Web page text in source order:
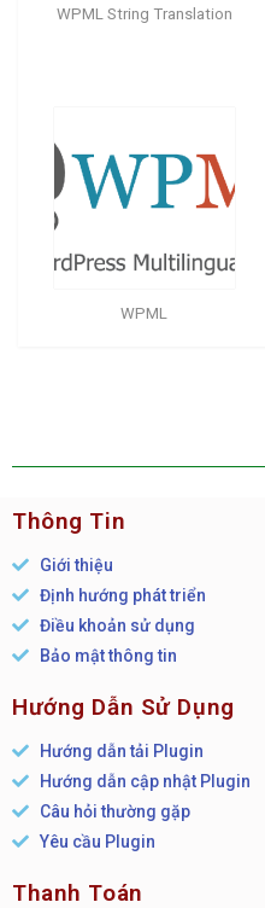
WPML String Translation
WPML
Thông Tin
Giới thiệu
Định hướng phát triển
Điều khoản sử dụng
Bảo mật thông tin
Hướng Dẫn Sử Dụng
Hướng dẫn tải Plugin
Hướng dẫn cập nhật Plugin
Câu hỏi thường gặp
Yêu cầu Plugin
Thanh Toán